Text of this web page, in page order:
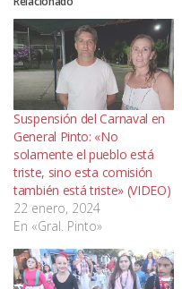
Suspensión del Carnaval en
General Pinto: «No
solamente el pueblo está
triste, sino esta comisión
también está triste» (VIDEO)
22 enero, 2024
En «Gral. Pinto»